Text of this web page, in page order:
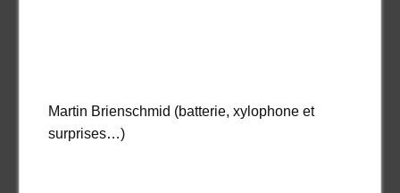
Martin Brienschmid (batterie, xylophone et
surprises…)